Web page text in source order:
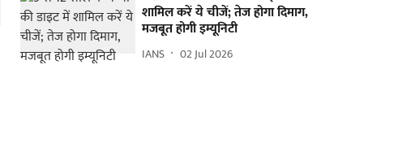
शामिल करें ये चीजें; तेज होगा दिमाग,
मजबूत होगी इम्यूनिटी
IANS 02 Jul 2026